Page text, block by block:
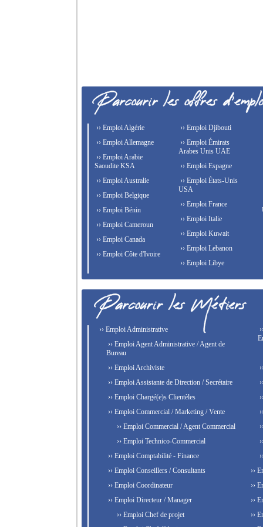
›› Emploi Algérie
›› Emploi Allemagne
›› Emploi Arabie
Saoudite KSA
›› Emploi Australie
›› Emploi Belgique
›› Emploi Bénin
›› Emploi Cameroun
›› Emploi Canada
›› Emploi Côte d'Ivoire
›› Emploi Djibouti
›› Emploi Émirats
Arabes Unis UAE
›› Emploi Espagne
›› Emploi États-Unis
USA
›› Emploi France
›› Emploi Italie
›› Emploi Kuwait
›› Emploi Lebanon
›› Emploi Libye
›› Emploi Administrative
›› Emploi Agent Administrative / Agent de
Bureau
›› Emploi Archiviste
›› Emploi Assistante de Direction / Secrétaire
›› Emploi Chargé(e)s Clientèles
›› Emploi Commercial / Marketing / Vente
›› Emploi Commercial / Agent Commercial
›› Emploi Technico-Commercial
›› Emploi Comptabilité - Finance
›› Emploi Conseillers / Consultants
›› Emploi Coordinateur
›› Emploi Directeur / Manager
›› Emploi Chef de projet
››
››
››
››